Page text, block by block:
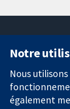
Des données
probantes.
Des décisions
Notre
Nous
également